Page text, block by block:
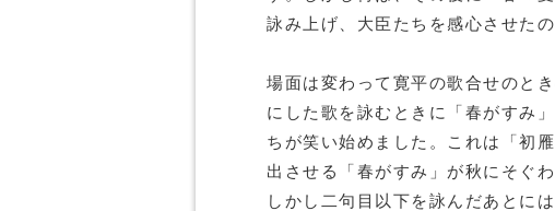
詠み上げ、大臣たちを感心させたの
場面は変わって寛平の歌合せのと
にした歌を詠むときに「春がすみ
ちが笑い始めました。これは「初
出させる「春がすみ」が秋にそぐ
しかし二句目以下を詠んだあとに